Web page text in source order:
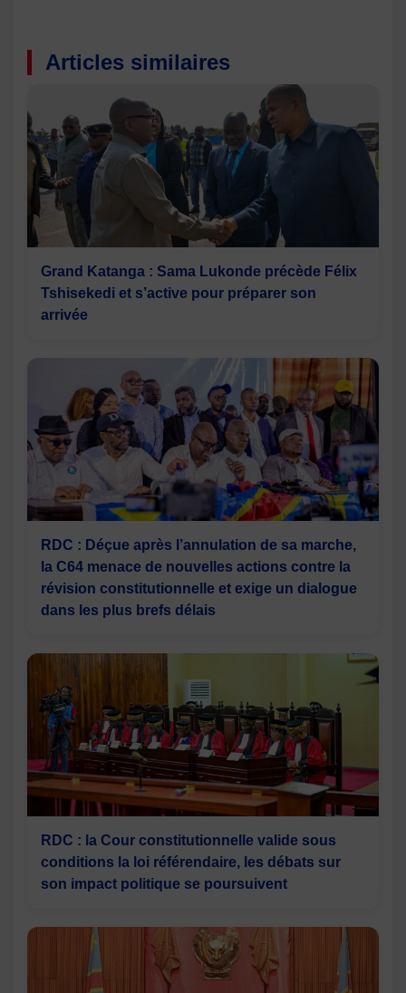
Articles similaires
Grand Katanga : Sama Lukonde précède Félix
Tshisekedi et s’active pour préparer son
arrivée
RDC : Déçue après l’annulation de sa marche,
la C64 menace de nouvelles actions contre la
révision constitutionnelle et exige un dialogue
dans les plus brefs délais
RDC : la Cour constitutionnelle valide sous
conditions la loi référendaire, les débats sur
son impact politique se poursuivent